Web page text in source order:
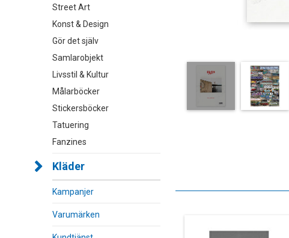
Street Art
Konst & Design
Gör det själv
Samlarobjekt
Livsstil & Kultur
Målarböcker
Stickersböcker
Tatuering
Fanzines
Kläder
Kampanjer
Varumärken